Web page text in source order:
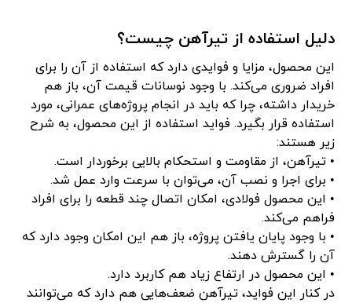
دلیل استفاده از تیرآهن چیست؟
این محصول، مزایا و فوایدی دارد که استفاده از آن را برای
افراد ضروری می‌کند. با وجود نوسانات قیمت آن، باز هم
خریدار داشته، چرا که باید در انجام پروژه‌های عمرانی، مورد
استفاده قرار بگیرد. فواید استفاده از این محصول، به شرح
زیر هستند:
• تیرآهن، از مقاومت و استحکام بالایی برخوردار است.
• برای اجرا و نصب آن، می‌توان با سرعت وارد عمل شد.
• این محصول فولادی، امکان اتصال چند قطعه را برای افراد
فراهم می‌کند.
• با وجود پایان یافتن پروژه، باز هم این امکان وجود دارد که
آن را گسترش دهند.
• این محصول در ارتفاع زیاد هم کاربرد دارد.
در کنار این فواید، تیرآهن ضعف‌هایی هم دارد که می‌توانند